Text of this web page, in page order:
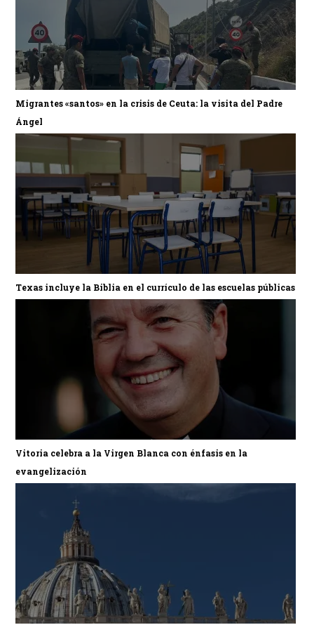
Migrantes «santos» en la crisis de Ceuta: la visita del Padre
Ángel
Texas incluye la Biblia en el currículo de las escuelas públicas
Vitoria celebra a la Virgen Blanca con énfasis en la
evangelización